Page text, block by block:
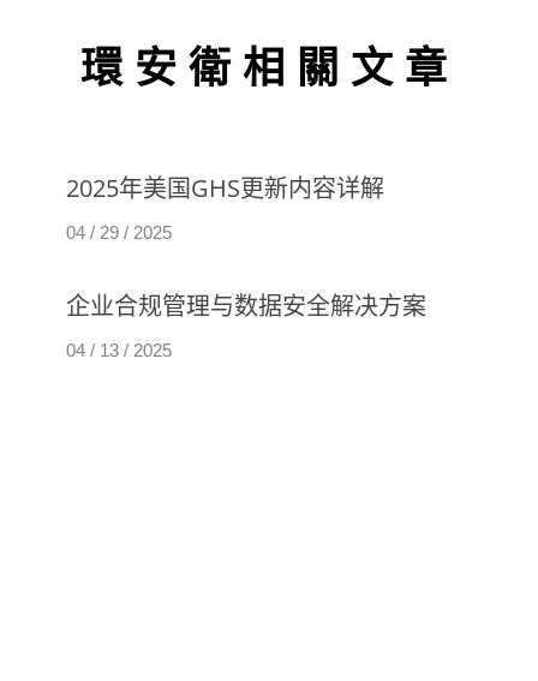
環安衛相關文章
2025年美国GHS更新内容详解
04 / 29 / 2025
企业合规管理与数据安全解决方案
04 / 13 / 2025